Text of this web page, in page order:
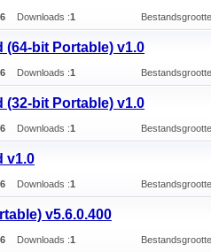
Downloads :1
bit Portable) v1.0
Downloads :1
bit Portable) v1.0
Downloads :1
v1.0
Downloads :1
v5.6.0.400
Downloads :1